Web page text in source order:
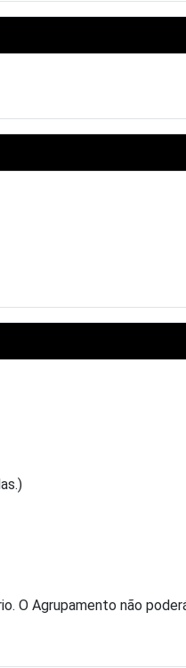
O Agrupamento não